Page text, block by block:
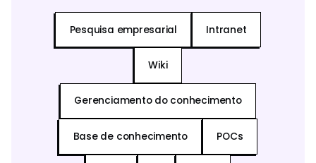
Pesquisa empresarial Intranet
Wiki
Gerenciamento do conhecimento
Base de conhecimento POCs